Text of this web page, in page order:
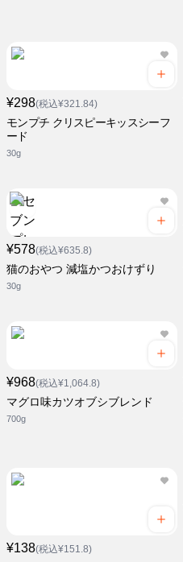
¥298(税込¥321.84)
モンプチ クリスピーキッスシーフ
ード
30g
¥578(税込¥635.8)
猫のおやつ 減塩かつおけずり
30g
¥968(税込¥1,064.8)
マグロ味カツオブシブレンド
700g
¥138(税込¥151.8)